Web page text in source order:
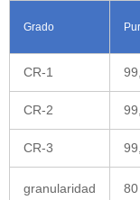
Grado
CR-1
CR-2
CR-3
granularidad